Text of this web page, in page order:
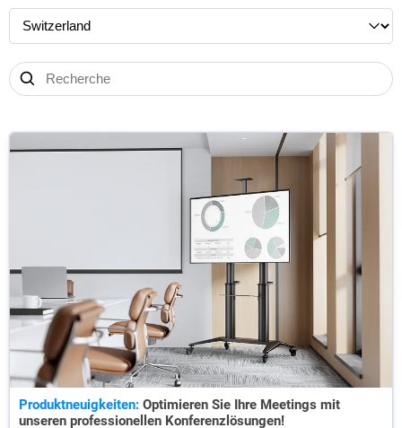
Produktneuigkeiten: Optimieren Sie Ihre Meetings mit
unseren professionellen Konferenzlösungen!